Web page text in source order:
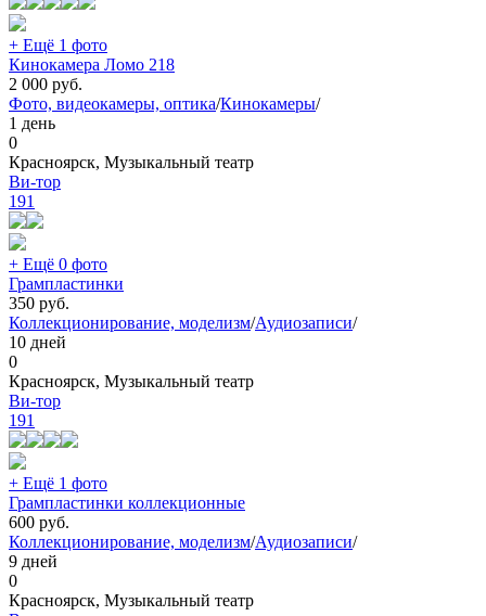
+ Ещё 1 фото
Кинокамера Ломо 218
2 000 руб.
Фото, видеокамеры, оптика/Кинокамеры/
1 день
0
Красноярск, Музыкальный театр
Ви-тор
191
+ Ещё 0 фото
Грампластинки
350 руб.
Коллекционирование, моделизм/Аудиозаписи/
10 дней
0
Красноярск, Музыкальный театр
Ви-тор
191
+ Ещё 1 фото
Грампластинки коллекционные
600 руб.
Коллекционирование, моделизм/Аудиозаписи/
9 дней
0
Красноярск, Музыкальный театр